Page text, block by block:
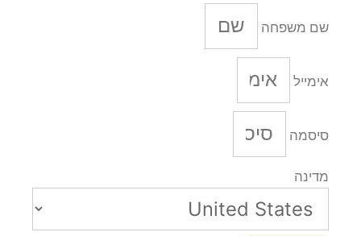
שם משפחה
אימייל
סיסמה
מדינה